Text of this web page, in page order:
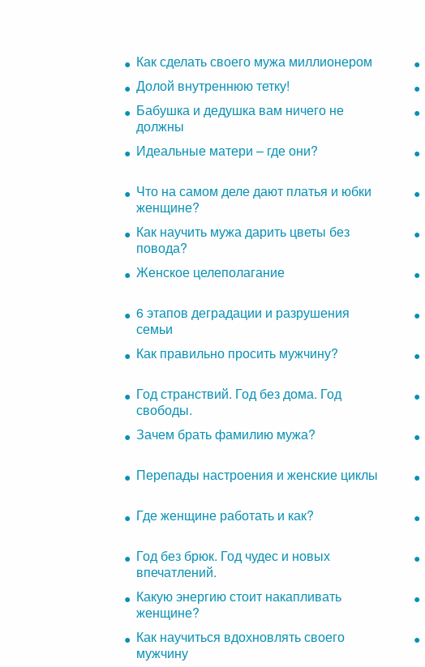
Как сделать своего мужа миллионером
Долой внутреннюю тетку!
Бабушка и дедушка вам ничего не
должны
Идеальные матери – где они?
Что на самом деле дают платья и юбки
женщине?
Как научить мужа дарить цветы без
повода?
Женское целеполагание
6 этапов деградации и разрушения
семьи
Как правильно просить мужчину?
Год странствий. Год без дома. Год
свободы.
Зачем брать фамилию мужа?
Перепады настроения и женские циклы
Где женщине работать и как?
Год без брюк. Год чудес и новых
впечатлений.
Какую энергию стоит накапливать
женщине?
Как научиться вдохновлять своего
мужчину